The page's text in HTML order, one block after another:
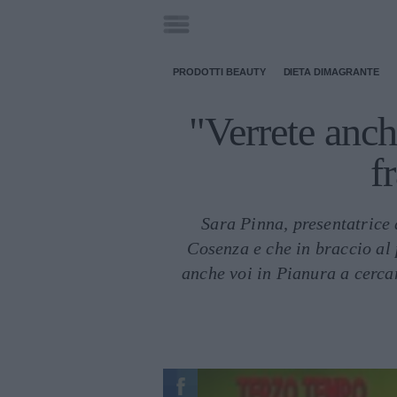
PRODOTTI BEAUTY DIETA DIMAGRANTE
"Verrete
Sara Pinna,
Cosenza e che in braccio
anche voi in Pianura a